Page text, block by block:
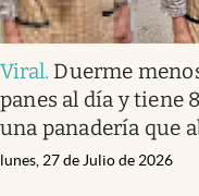
Viral. Duerme
panes al día y tiene
una panadería que
lunes, 27 de Julio de 2026